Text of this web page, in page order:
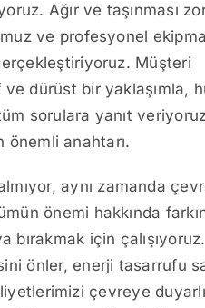
Ağır ve taşınması
ve profesyonel
Müşteri
dürüst bir yaklaşımla,
sorulara yanıt
önemli anahtarı.
aynı zamanda
önemi hakkında
için
önler, enerji tasarrufu
çevreye